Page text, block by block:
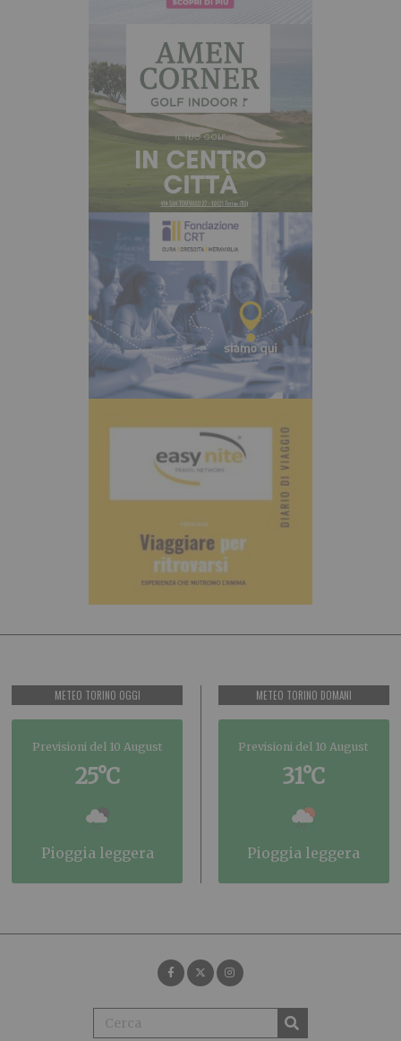
METEO TORINO OGGI
Previsioni del 10 August
25°C
pioggia leggera
METEO TORINO DOMANI
Previsioni del 10 August
31°C
pioggia leggera